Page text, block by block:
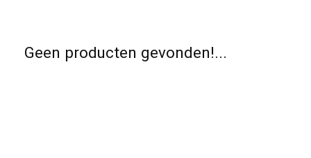
Geen producten gevonden!...